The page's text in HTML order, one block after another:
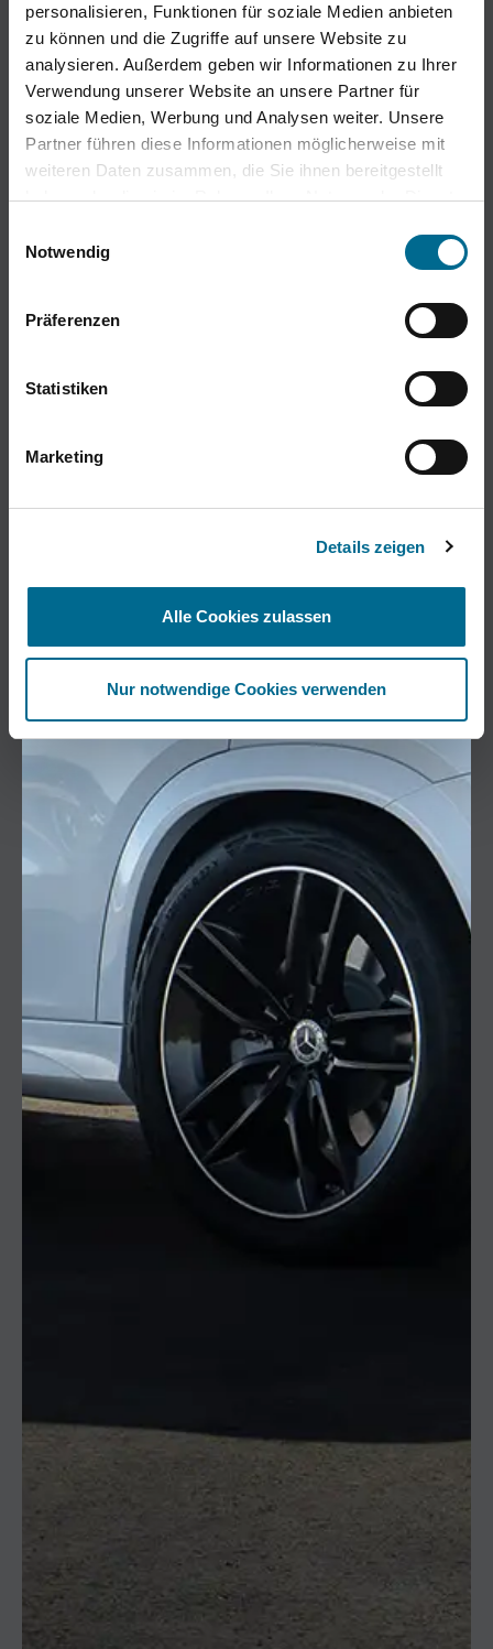
personalisieren, Funktionen für soziale Medien anbieten
zu können und die Zugriffe auf unsere Website zu
analysieren. Außerdem geben wir Informationen zu Ihrer
Verwendung unserer Website an unsere Partner für
soziale Medien, Werbung und Analysen weiter. Unsere
Partner führen diese Informationen möglicherweise mit
weiteren Daten zusammen, die Sie ihnen bereitgestellt
haben oder die sie im Rahmen Ihrer Nutzung der Dienste
Cookies, wenn Sie unsere Webseite weiterhin nutzen.
Notwendig
Präferenzen
Statistiken
Marketing
Details zeigen
Alle Cookies zulassen
Nur notwendige Cookies verwenden